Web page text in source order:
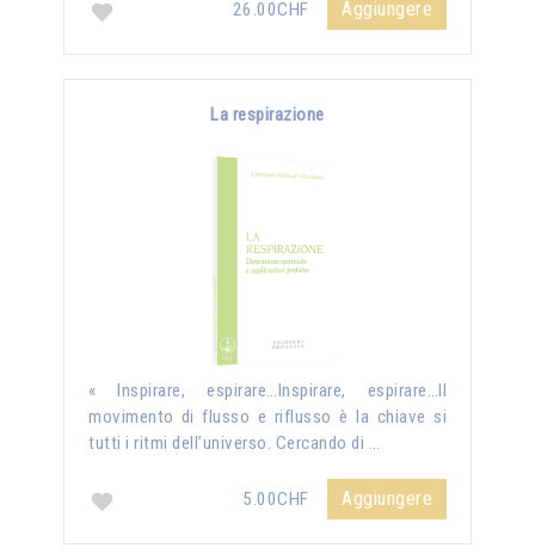
26.00CHF Aggiungere
La respirazione
« Inspirare, espirare…Inspirare, espirare…Il
movimento di flusso e riflusso è la chiave si
tutti i ritmi dell’universo. Cercando di …
5.00CHF Aggiungere